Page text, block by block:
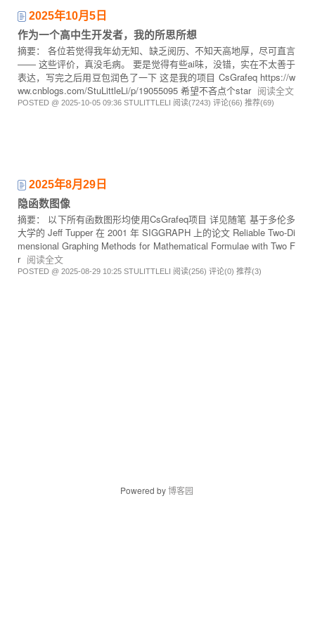
Powered by博客园
2025年10月5日
作为一个高中生开发者，我的所思所想
摘要： 各位若觉得我年幼无知、缺乏阅历、不知天高地厚，尽可直言
—— 这些评价，真没毛病。 要是觉得有些ai味，没错，实在不太善于
表达，写完之后用豆包润色了一下 这是我的项目 CsGrafeq https://w
ww.cnblogs.com/StuLittleLi/p/19055095 希望不吝点个star 阅读全文
POSTED @ 2025-10-05 09:36 STULITTLELI 阅读(7243) 评论(66) 推荐(69)
2025年8月29日
隐函数图像
摘要： 以下所有函数图形均使用CsGrafeq项目 详见随笔 基于多伦多
大学的 Jeff Tupper 在 2001 年 SIGGRAPH 上的论文 Reliable Two-Di
mensional Graphing Methods for Mathematical Formulae with Two F
r 阅读全文
POSTED @ 2025-08-29 10:25 STULITTLELI 阅读(256) 评论(0) 推荐(3)